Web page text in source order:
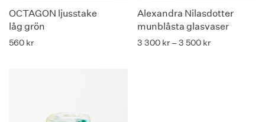
OCTAGON ljusstake
låg grön
560 kr
Alexandra Nilasdotter
munblåsta glasvaser
3 300 kr –3 500 krPrisintervall: